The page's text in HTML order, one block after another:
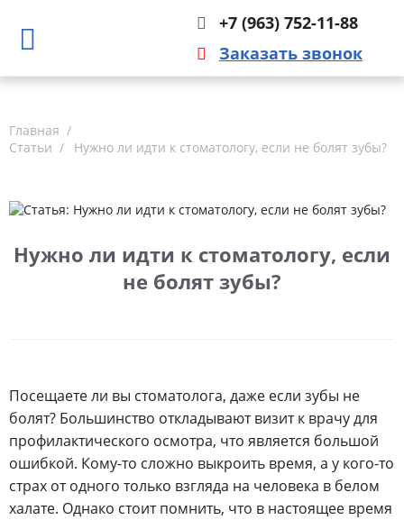
+7 (963) 752-11-88
Заказать звонок
Главная
Статьи
Нужно ли идти к стоматологу, если не болят зубы?
Нужно ли идти к стоматологу, если
не болят зубы?
Посещаете ли вы стоматолога, даже если зубы не
болят? Большинство откладывают визит к врачу для
профилактического осмотра, что является большой
ошибкой. Кому-то сложно выкроить время, а у кого-то
страх от одного только взгляда на человека в белом
халате. Однако стоит помнить, что в настоящее время